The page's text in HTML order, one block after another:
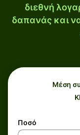
διεθνή
δαπανάς και
Μέση
Ποσό